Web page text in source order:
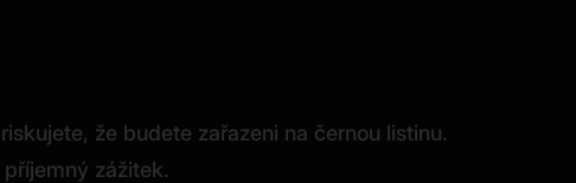
že budete zařazeni na černou listinu.
zážitek.